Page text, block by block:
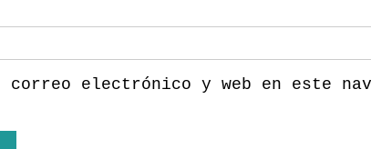
correo electrónico y web en este